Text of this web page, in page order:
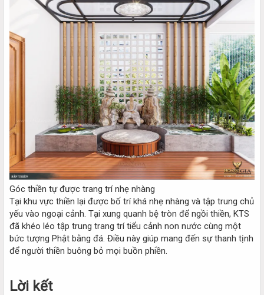
Góc thiền tự được trang trí nhẹ nhàng
Tại khu vực thiền lại được bố trí khá nhẹ nhàng và tập trung chủ
yếu vào ngoại cảnh. Tại xung quanh bệ tròn để ngồi thiền, KTS
đã khéo léo tập trung trang trí tiểu cảnh non nước cùng một
bức tượng Phật bằng đá. Điều này giúp mang đến sự thanh tịnh
để người thiền buông bỏ mọi buồn phiền.
Lời kết